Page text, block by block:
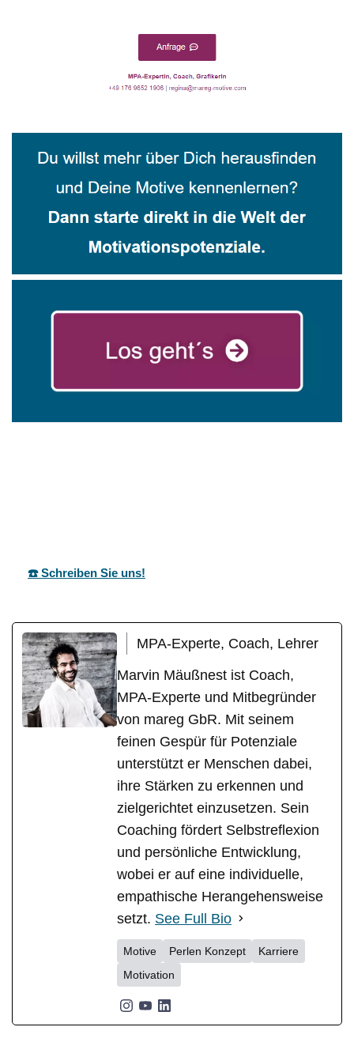
☎️ Schreiben Sie uns!
MPA-Experte, Coach, Lehrer
Marvin Mäußnest ist Coach,
MPA-Experte und Mitbegründer
von mareg GbR. Mit seinem
feinen Gespür für Potenziale
unterstützt er Menschen dabei,
ihre Stärken zu erkennen und
zielgerichtet einzusetzen. Sein
Coaching fördert Selbstreflexion
und persönliche Entwicklung,
wobei er auf eine individuelle,
empathische Herangehensweise
setzt. See Full Bio
Motive Perlen Konzept
Karriere
Motivation